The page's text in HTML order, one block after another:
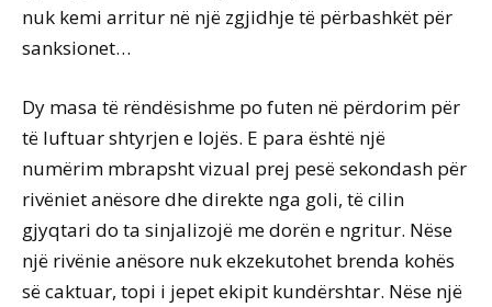
nuk kemi arritur në një zgjidhje të përbashkët për
sanksionet…
Dy masa të rëndësishme po futen në përdorim për
të luftuar shtyrjen e lojës. E para është një
numërim mbrapsht vizual prej pesë sekondash për
rivëniet anësore dhe direkte nga goli, të cilin
gjyqtari do ta sinjalizojë me dorën e ngritur. Nëse
një rivënie anësore nuk ekzekutohet brenda kohës
së caktuar, topi i jepet ekipit kundërshtar. Nëse një